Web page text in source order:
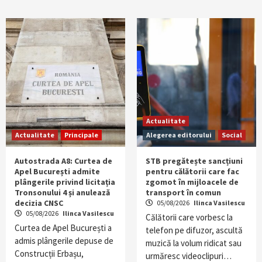
Actualitate Principale
Autostrada A8: Curtea de
Apel București admite
plângerile privind licitația
Tronsonului 4 și anulează
decizia CNSC
05/08/2026 Ilinca Vasilescu
Curtea de Apel București a
admis plângerile depuse de
Construcții Erbașu,
Actualitate
Alegerea editorului
Social
STB pregătește sancțiuni
pentru călătorii care fac
zgomot în mijloacele de
transport în comun
05/08/2026 Ilinca Vasilescu
Călătorii care vorbesc la
telefon pe difuzor, ascultă
muzică la volum ridicat sau
urmăresc videoclipuri…